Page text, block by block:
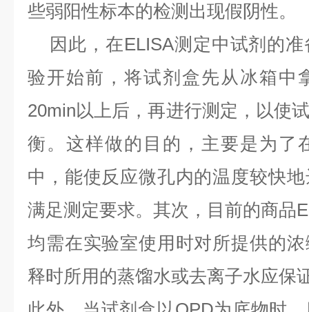
些弱阳性标本的检测出现假阴性。
因此，在ELISA测定中试剂的准
验开始前，将试剂盒先从冰箱中
20min以上后，再进行测定，以使
衡。这样做的目的，主要是为了
中，能使反应微孔内的温度较快
满足测定要求。其次，目前的商品
均需在实验室使用时对所提供的
释时所用的蒸馏水或去离子水应保